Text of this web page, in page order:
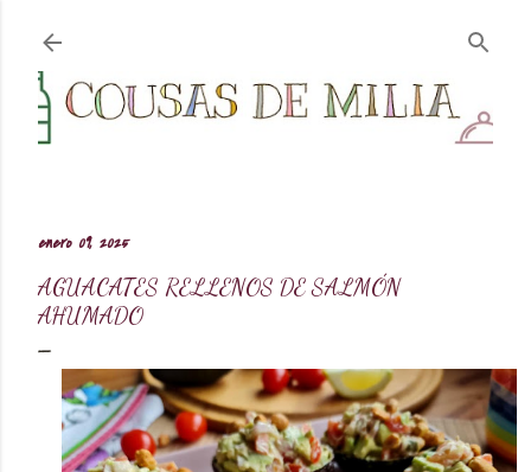
enero 09, 2025
AGUACATES RELLENOS DE SALMÓN
AHUMADO